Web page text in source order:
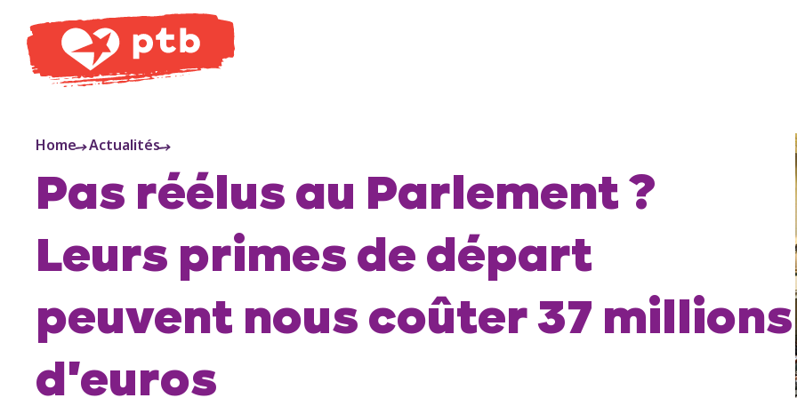
Home Actualités
Pas réélus au Parlement ?
Leurs primes de départ
peuvent nous coûter 37 millions
d'euros